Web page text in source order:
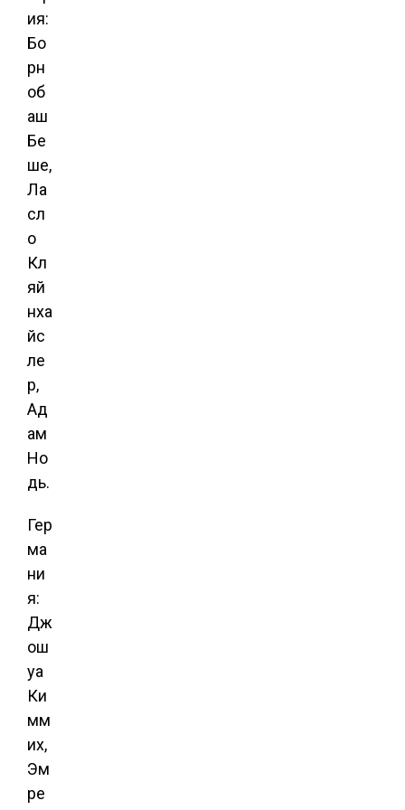
ия:
Бо
рн
об
аш
Бе
ше,
Ла
сл
о
Кл
яй
нха
йс
ле
р,
Ад
ам
Но
дь.
Гер
ма
ни
я:
Дж
ош
уа
Ки
мм
их,
Эм
ре